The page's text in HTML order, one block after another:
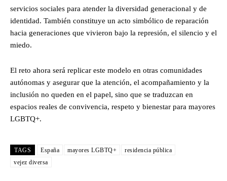
servicios sociales para atender la diversidad generacional y de
identidad. También constituye un acto simbólico de reparación
hacia generaciones que vivieron bajo la represión, el silencio y el
miedo.
El reto ahora será replicar este modelo en otras comunidades
autónomas y asegurar que la atención, el acompañamiento y la
inclusión no queden en el papel, sino que se traduzcan en
espacios reales de convivencia, respeto y bienestar para mayores
LGBTQ+.
TAGS España mayores LGBTQ+
residencia pública
vejez diversa